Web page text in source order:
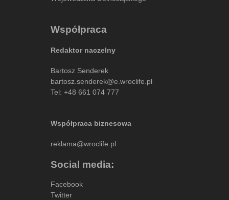
Współpraca
Redaktor naczelny
Bartosz Senderek
bartosz.senderek@e.wroclife.pl
Tel: +48 661 074 777
Współpraca biznesowa
reklama@wroclife.pl
Social media:
Facebook
Twitter